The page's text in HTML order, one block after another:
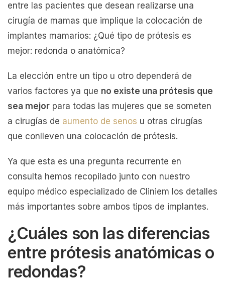
entre las pacientes que desean realizarse una
cirugía de mamas que implique la colocación de
implantes mamarios: ¿Qué tipo de prótesis es
mejor: redonda o anatómica?
La elección entre un tipo u otro dependerá de
varios factores ya que no existe una prótesis que
sea mejor para todas las mujeres que se someten
a cirugías de aumento de senos u otras cirugías
que conlleven una colocación de prótesis.
Ya que esta es una pregunta recurrente en
consulta hemos recopilado junto con nuestro
equipo médico especializado de Cliniem los detalles
más importantes sobre ambos tipos de implantes.
¿Cuáles son las diferencias
entre prótesis anatómicas o
redondas?